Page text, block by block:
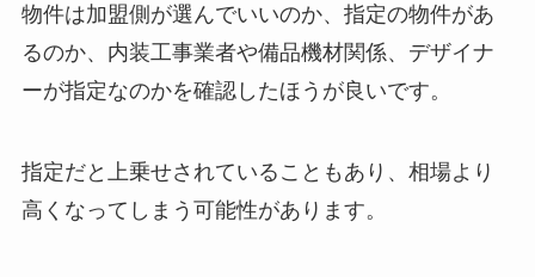
物件は加盟側が選んでいいのか、指定の物件があ
るのか、内装工事業者や備品機材関係、デザイナ
ーが指定なのかを確認したほうが良いです。
指定だと上乗せされていることもあり、相場より
高くなってしまう可能性があります。